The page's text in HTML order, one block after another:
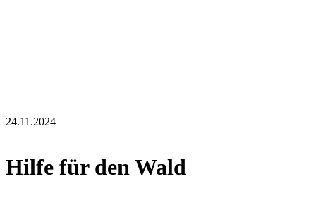
24.11.2024
Hilfe für den Wald